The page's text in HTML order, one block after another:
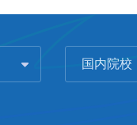
国内院校